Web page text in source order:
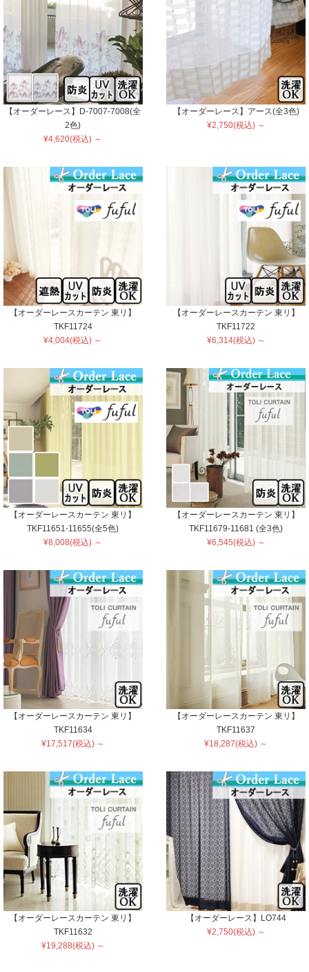
【オーダーレース】D-7007-7008(全
2色)
¥4,620(税込) ～
【オーダーレース】アース(全3色)
¥2,750(税込) ～
【オーダーレースカーテン 東リ】
TKF11724
¥4,004(税込) ～
【オーダーレースカーテン 東リ】
TKF11722
¥6,314(税込) ～
【オーダーレースカーテン 東リ】
TKF11651-11655(全5色)
¥8,008(税込) ～
【オーダーレースカーテン 東リ】
TKF11679-11681 (全3色)
¥6,545(税込) ～
【オーダーレースカーテン 東リ】
TKF11634
¥17,517(税込) ～
【オーダーレースカーテン 東リ】
TKF11637
¥18,287(税込) ～
【オーダーレースカーテン 東リ】
TKF11632
¥19,288(税込) ～
【オーダーレース】LO744
¥2,750(税込) ～